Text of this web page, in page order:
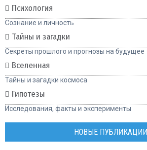
Психология
Сознание и личность
Тайны и загадки
Секреты прошлого и прогнозы на будущее
Вселенная
Тайны и загадки космоса
Гипотезы
Исследования, факты и эксперименты
НОВЫЕ ПУБЛИКАЦИИ